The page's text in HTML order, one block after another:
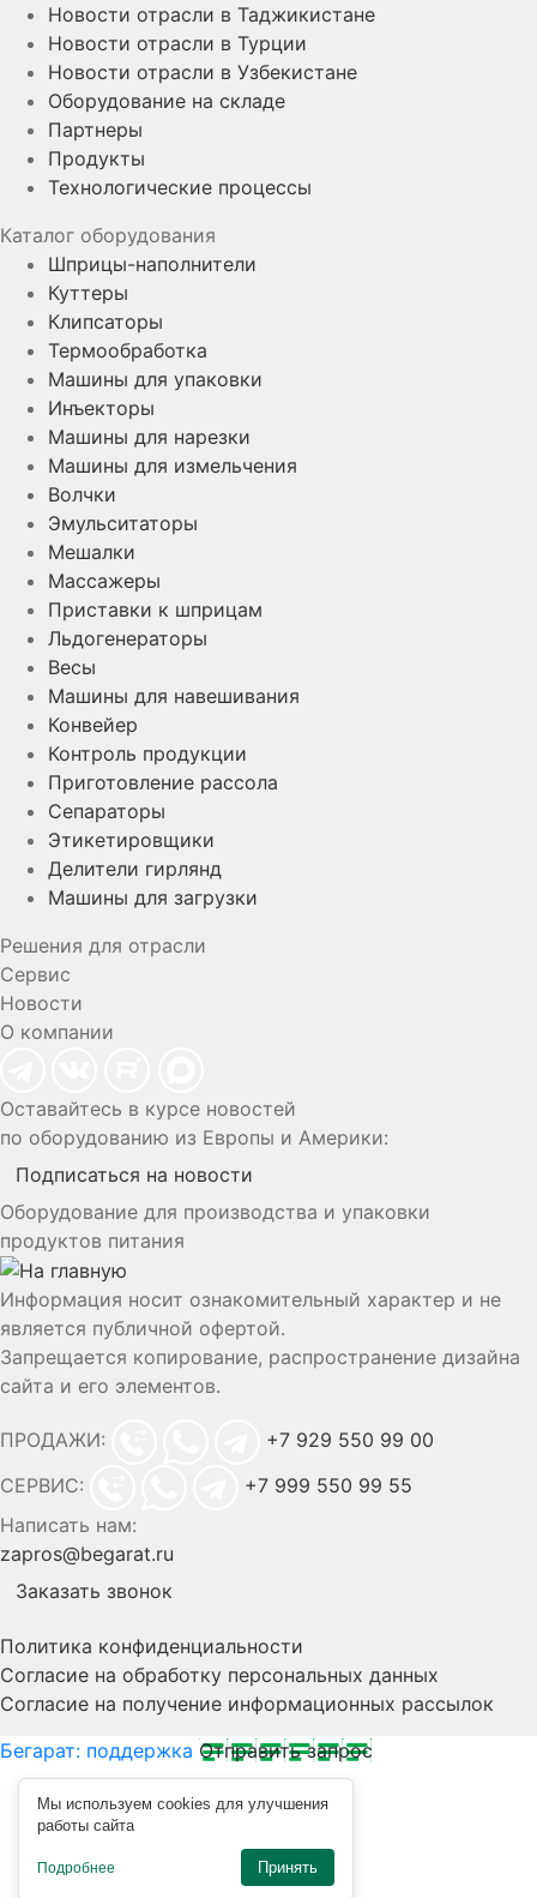
Мы используем cookies для улучшения
работы сайта
Подробнее Принять
Новости отрасли в Таджикистане
Новости отрасли в Турции
Новости отрасли в Узбекистане
Оборудование на складе
Партнеры
Продукты
Технологические процессы
Каталог оборудования
Шприцы-наполнители
Куттеры
Клипсаторы
Термообработка
Машины для упаковки
Инъекторы
Машины для нарезки
Машины для измельчения
Волчки
Эмульситаторы
Мешалки
Массажеры
Приставки к шприцам
Льдогенераторы
Весы
Машины для навешивания
Конвейер
Контроль продукции
Приготовление рассола
Сепараторы
Этикетировщики
Делители гирлянд
Машины для загрузки
Решения для отрасли
Сервис
Новости
О компании
Оставайтесь в курсе новостей
по оборудованию из Европы и Америки:
Подписаться на новости
Оборудование для производства и упаковки
продуктов питания
Информация носит ознакомительный характер и не
является публичной офертой.
Запрещается копирование, распространение дизайна
сайта и его элементов.
ПРОДАЖИ:
+7 929 550 99 00
СЕРВИС:
+7 999 550 99 55
Написать нам:
zapros@begarat.ru
Заказать звонок
Политика конфиденциальности
Согласие на обработку персональных данных
Согласие на получение информационных рассылок
Бегарат: поддержка Отправить запрос